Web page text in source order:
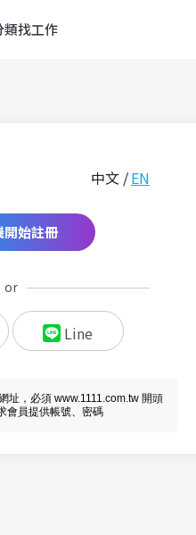
類找工作
中文 /EN
開始註冊
or
Line
址，必須 www.1111.com.tw 開頭
會員提供帳號、密碼